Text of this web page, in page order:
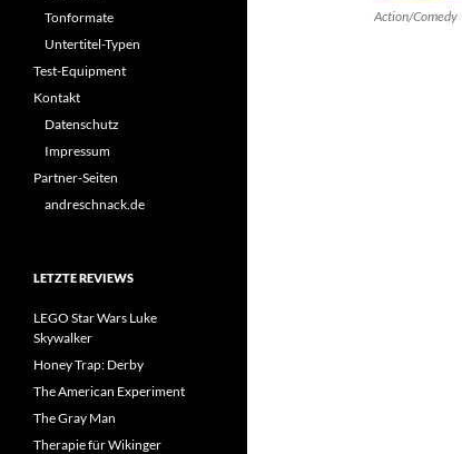
Action/Comedy
Tonformate
Untertitel-Typen
Test-Equipment
Kontakt
Datenschutz
Impressum
Partner-Seiten
andreschnack.de
LETZTE REVIEWS
LEGO Star Wars Luke
Skywalker
Honey Trap: Derby
The American Experiment
The Gray Man
Therapie für Wikinger